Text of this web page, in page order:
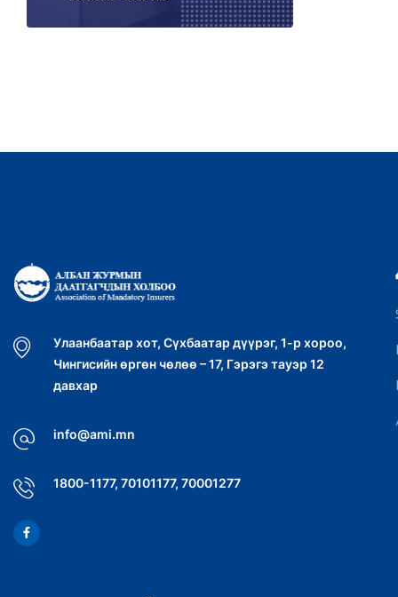
Улаанбаатар хот, Сүхбаатар дүүрэг, 1-р хороо,
Чингисийн өргөн чөлөө – 17, Гэрэгэ тауэр 12
давхар
info@ami.mn
1800-1177, 70101177, 70001277